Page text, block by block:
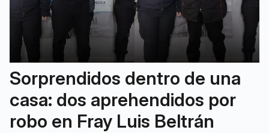
Sorprendidos dentro de una
casa: dos aprehendidos por
robo en Fray Luis Beltrán